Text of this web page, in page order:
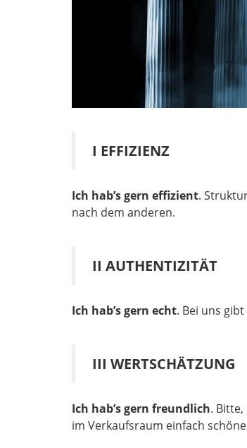
I EFFIZIENZ
Ich hab’s gern effizient.
nach dem anderen.
II AUTHENTIZITÄT
Ich hab’s gern echt. Bei uns
III WERTSCHÄTZUNG
Ich hab’s gern freundlich.
im Verkaufsraum einfach